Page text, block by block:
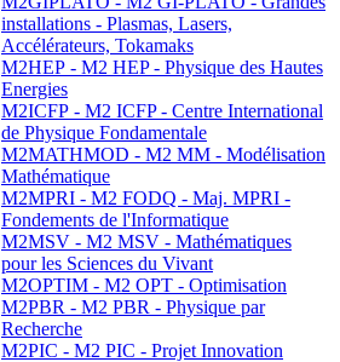
installations - Plasmas, Lasers,
Accélérateurs, Tokamaks
M2HEP - M2 HEP - Physique des Hautes
Energies
M2ICFP - M2 ICFP - Centre International
de Physique Fondamentale
M2MATHMOD - M2 MM - Modélisation
Mathématique
M2MPRI - M2 FODQ - Maj. MPRI -
Fondements de l'Informatique
M2MSV - M2 MSV - Mathématiques
pour les Sciences du Vivant
M2OPTIM - M2 OPT - Optimisation
M2PBR - M2 PBR - Physique par
Recherche
M2PIC - M2 PIC - Projet Innovation